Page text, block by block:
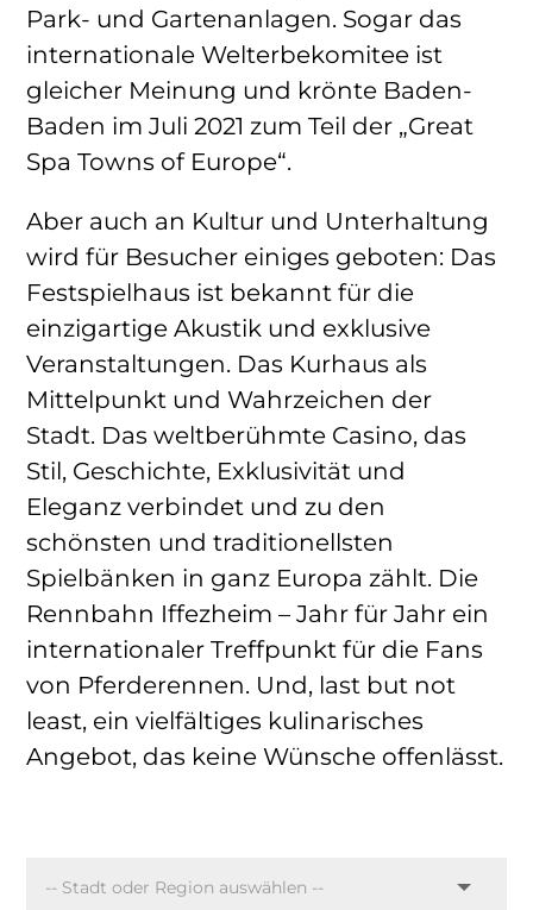
Park- und Gartenanlagen. Sogar das
internationale Welterbekomitee ist
gleicher Meinung und krönte Baden-
Baden im Juli 2021 zum Teil der „Great
Spa Towns of Europe“.
Aber auch an Kultur und Unterhaltung
wird für Besucher einiges geboten: Das
Festspielhaus ist bekannt für die
einzigartige Akustik und exklusive
Veranstaltungen. Das Kurhaus als
Mittelpunkt und Wahrzeichen der
Stadt. Das weltberühmte Casino, das
Stil, Geschichte, Exklusivität und
Eleganz verbindet und zu den
schönsten und traditionellsten
Spielbänken in ganz Europa zählt. Die
Rennbahn Iffezheim – Jahr für Jahr ein
internationaler Treffpunkt für die Fans
von Pferderennen. Und, last but not
least, ein vielfältiges kulinarisches
Angebot, das keine Wünsche offenlässt.